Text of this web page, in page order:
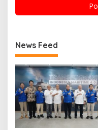
News Feed